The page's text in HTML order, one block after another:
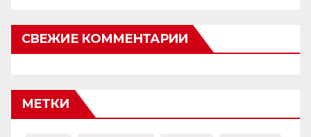
СВЕЖИЕ КОММЕНТАРИИ
МЕТКИ